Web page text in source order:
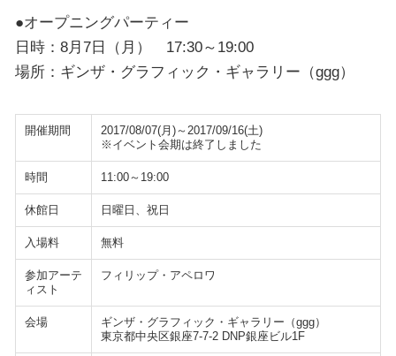
●オープニングパーティー
日時：8月7日（月） 17:30～19:00
場所：ギンザ・グラフィック・ギャラリー（ggg）
開催期間
2017/08/07(月)～2017/09/16(土)
※イベント会期は終了しました
時間 11:00～19:00
休館日 日曜日、祝日
入場料 無料
参加アーテ
ィスト
フィリップ・アペロワ
会場
ギンザ・グラフィック・ギャラリー（ggg）
東京都中央区銀座7-7-2 DNP銀座ビル1F